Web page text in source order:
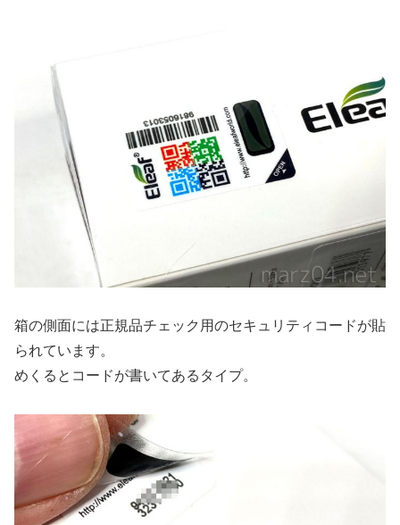
箱の側面には正規品チェック用のセキュリティコードが貼
られています。
めくるとコードが書いてあるタイプ。